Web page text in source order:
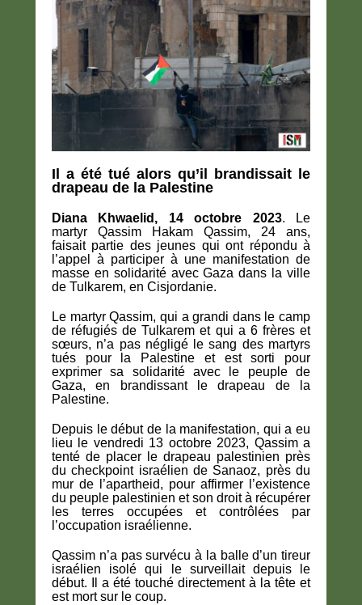
Il a été tué alors qu’il brandissait le
drapeau de la Palestine
Diana Khwaelid, 14 octobre 2023. Le
martyr Qassim Hakam Qassim, 24 ans,
faisait partie des jeunes qui ont répondu à
l’appel à participer à une manifestation de
masse en solidarité avec Gaza dans la ville
de Tulkarem, en Cisjordanie.
Le martyr Qassim, qui a grandi dans le camp
de réfugiés de Tulkarem et qui a 6 frères et
sœurs, n’a pas négligé le sang des martyrs
tués pour la Palestine et est sorti pour
exprimer sa solidarité avec le peuple de
Gaza, en brandissant le drapeau de la
Palestine.
Depuis le début de la manifestation, qui a eu
lieu le vendredi 13 octobre 2023, Qassim a
tenté de placer le drapeau palestinien près
du checkpoint israélien de Sanaoz, près du
mur de l’apartheid, pour affirmer l’existence
du peuple palestinien et son droit à récupérer
les terres occupées et contrôlées par
l’occupation israélienne.
Qassim n’a pas survécu à la balle d’un tireur
israélien isolé qui le surveillait depuis le
début. Il a été touché directement à la tête et
est mort sur le coup.